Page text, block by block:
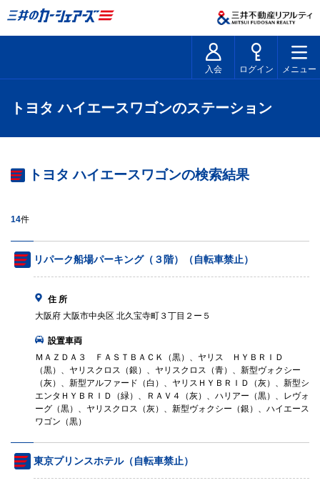
入会 ログイン メニュー
トヨタ ハイエースワゴンのステーション
トヨタ ハイエースワゴンの検索結果
14件
リパーク船場パーキング（３階）（自転車禁止）
住 所
大阪府 大阪市中央区 北久宝寺町３丁目２ー５
設置車両
ＭＡＺＤＡ３ ＦＡＳＴＢＡＣＫ（黒）、ヤリス ＨＹＢＲＩＤ
（黒）、ヤリスクロス（銀）、ヤリスクロス（青）、新型ヴォクシー
（灰）、新型アルファード（白）、ヤリスＨＹＢＲＩＤ（灰）、新型シ
エンタＨＹＢＲＩＤ（緑）、ＲＡＶ４（灰）、ハリアー（黒）、レヴォ
ーグ（黒）、ヤリスクロス（灰）、新型ヴォクシー（銀）、ハイエース
ワゴン（黒）
東京プリンスホテル（自転車禁止）